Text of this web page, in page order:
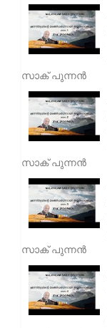
സാക് പുന്നൻ
സാക് പുന്നൻ
സാക് പുന്നൻ